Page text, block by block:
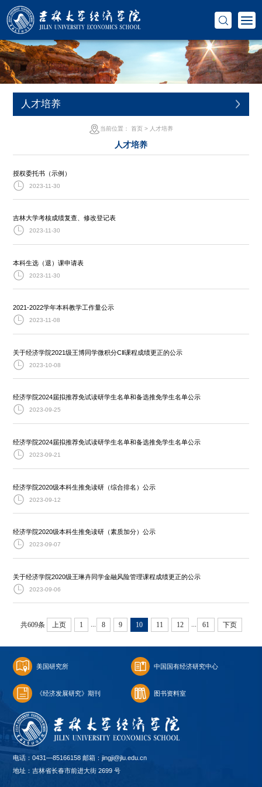
人才培养
当前位置： 首页> 人才培养
人才培养
授权委托书（示例）
2023-11-30
吉林大学考核成绩复查、修改登记表
2023-11-30
本科生选（退）课申请表
2023-11-30
2021-2022学年本科教学工作量公示
2023-11-08
关于经济学院2021级王博同学微积分CⅡ课程成绩更正的公示
2023-10-08
经济学院2024届拟推荐免试读研学生名单和备选推免学生名单公示
2023-09-25
经济学院2024届拟推荐免试读研学生名单和备选推免学生名单公示
2023-09-21
经济学院2020级本科生推免读研（综合排名）公示
2023-09-12
经济学院2020级本科生推免读研（素质加分）公示
2023-09-07
关于经济学院2020级王琳卉同学金融风险管理课程成绩更正的公示
2023-09-06
共609条 上页 1 ... 8 9 10 11 12 ... 61 下页
美国研究所 中国国有经济研究中心
《经济发展研究》期刊 图书资料室
电话：0431—85166158 邮箱：jingji@jlu.edu.cn
地址：吉林省长春市前进大街 2699 号